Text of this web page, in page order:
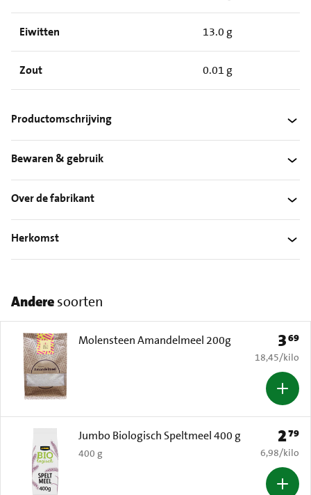
Eiwitten 13.0 g
Zout 0.01 g
Productomschrijving
Bewaren & gebruik
Over de fabrikant
Herkomst
Anderesoorten
Molensteen Amandelmeel 200g Prijs:
369
€ 18,45 per
18,45/kilo
Jumbo Biologisch Speltmeel 400 g
400 g
Prijs:
279
€ 6,98 per
6,98/kilo